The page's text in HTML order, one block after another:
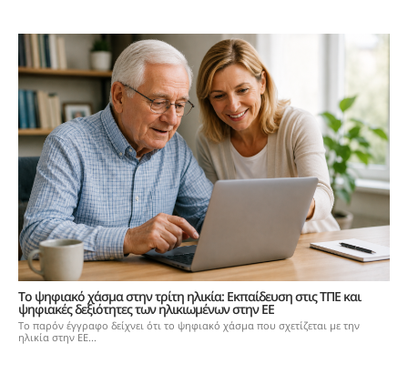
Το ψηφιακό χάσμα στην τρίτη ηλικία: Εκπαίδευση στις ΤΠΕ και
ψηφιακές δεξιότητες των ηλικιωμένων στην ΕΕ
Το παρόν έγγραφο δείχνει ότι το ψηφιακό χάσμα που σχετίζεται με την
ηλικία στην ΕΕ...